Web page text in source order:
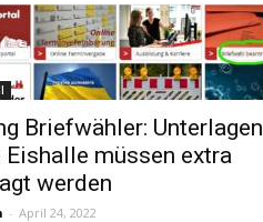
Briefwähler: Unterlagen
müssen extra
werden
- April 24, 2022